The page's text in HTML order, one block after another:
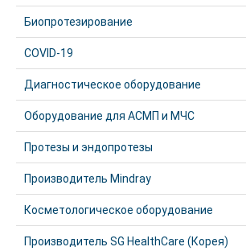
Биопротезирование
COVID-19
Диагностическое оборудование
Оборудование для АСМП и МЧС
Протезы и эндопротезы
Производитель Mindray
Косметологическое оборудование
Производитель SG HealthCare (Корея)